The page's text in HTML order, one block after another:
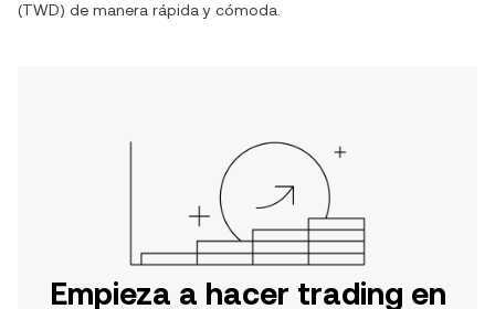
(TWD) de manera rápida y cómoda.
Empieza a hacer trading en